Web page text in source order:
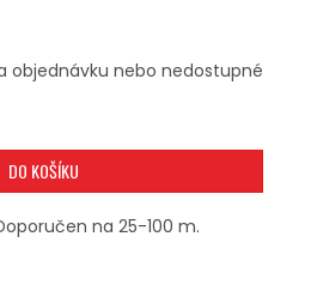
objednávku nebo nedostupné
DO KOŠÍKU
na 25-100 m.